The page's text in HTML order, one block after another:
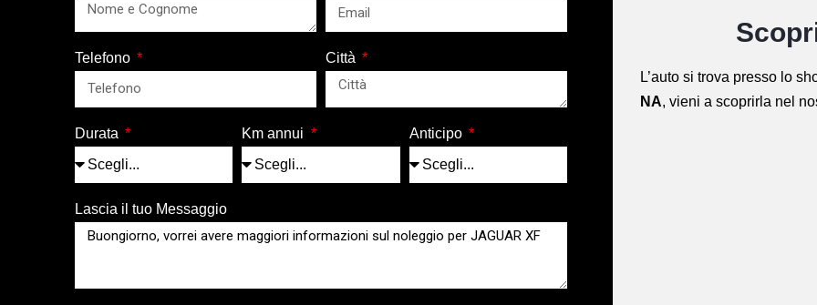
Telefono Città
Durata Km annui Anticipo
Lascia il tuo Messaggio
L’auto si trova presso lo
NA, vieni a scoprirla nel